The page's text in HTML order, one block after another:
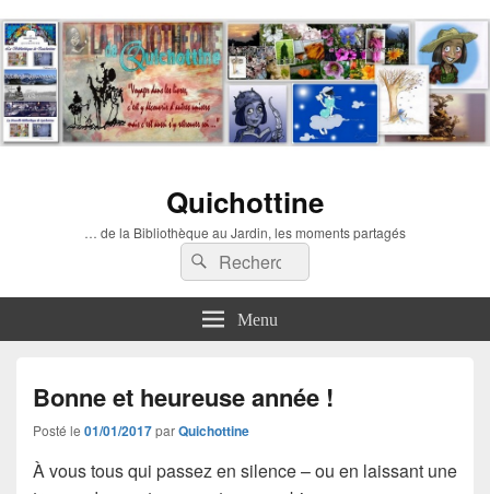
Quichottine
… de la Bibliothèque au Jardin, les moments partagés
Recherche :
Rechercher
Menu
Bonne et heureuse année !
Posté le 01/01/2017parQuichottine
À vous tous qui passez en silence – ou en laissant une